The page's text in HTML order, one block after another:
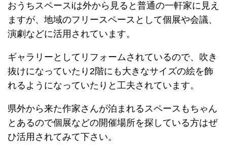
おうちスペースiは外から見ると普通の一軒家に見え
ますが、地域のフリースペースとして個展や会議、
演劇などに活用されています。
ギャラリーとしてリフォームされているので、吹き
抜けになっていたり2階にも大きなサイズの絵を飾
れるようになっていたりと工夫されています。
県外から来た作家さんが泊まれるスペースもちゃん
とあるので個展などの開催場所を探している方はぜ
ひ活用されてみて下さい。